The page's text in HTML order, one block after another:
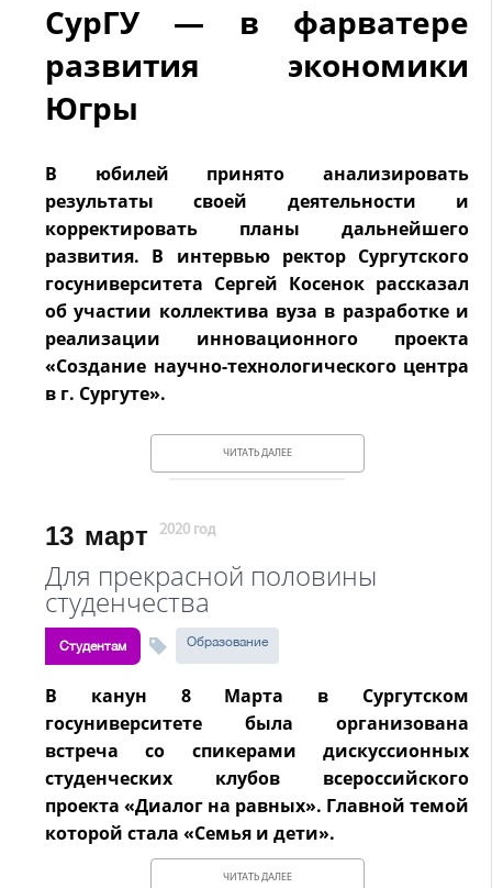
СурГУ — в фарватере
развития экономики
Югры
В юбилей принято анализировать
результаты своей деятельности и
корректировать планы дальнейшего
развития. В интервью ректор Сургутского
госуниверситета Сергей Косенок рассказал
об участии коллектива вуза в разработке и
реализации инновационного проекта
«Создание научно-технологического центра
в г. Сургуте».
ЧИТАТЬ ДАЛЕЕ
13 март 2020 год
Для прекрасной половины
студенчества
Студентам Образование
В канун 8 Марта в Сургутском
госуниверситете была организована
встреча со спикерами дискуссионных
студенческих клубов всероссийского
проекта «Диалог на равных». Главной темой
которой стала «Семья и дети».
ЧИТАТЬ ДАЛЕЕ